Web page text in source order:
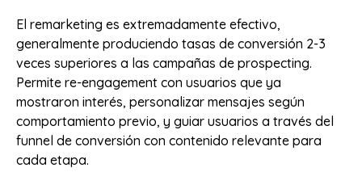
El remarketing es extremadamente efectivo,
generalmente produciendo tasas de conversión 2-3
veces superiores a las campañas de prospecting.
Permite re-engagement con usuarios que ya
mostraron interés, personalizar mensajes según
comportamiento previo, y guiar usuarios a través del
funnel de conversión con contenido relevante para
cada etapa.